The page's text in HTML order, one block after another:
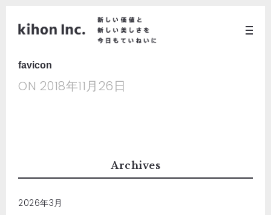
favicon
ON 2018年11月26日
Archives
2026年3月